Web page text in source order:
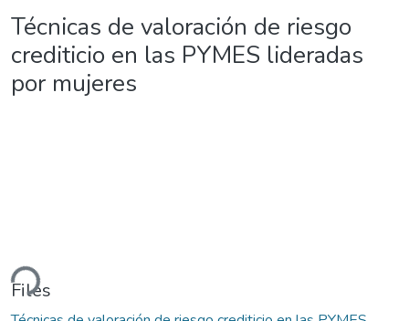
Técnicas de valoración de riesgo
crediticio en las PYMES lideradas
por mujeres
Files